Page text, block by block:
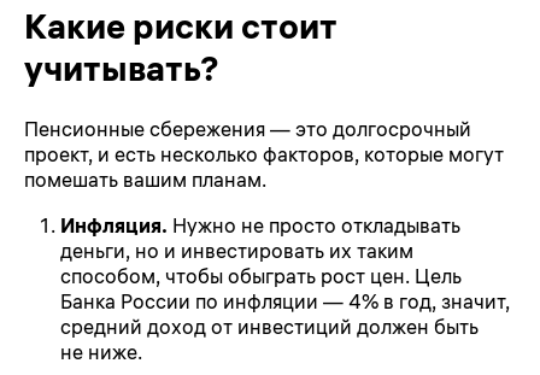
Какие риски стоит
учитывать?
Пенсионные сбережения — это долгосрочный
проект, и есть несколько факторов, которые могут
помешать вашим планам.
Инфляция. Нужно не просто откладывать
деньги, но и инвестировать их таким
способом, чтобы обыграть рост цен. Цель
Банка России по инфляции — 4% в год, значит,
средний доход от инвестиций должен быть
не ниже.